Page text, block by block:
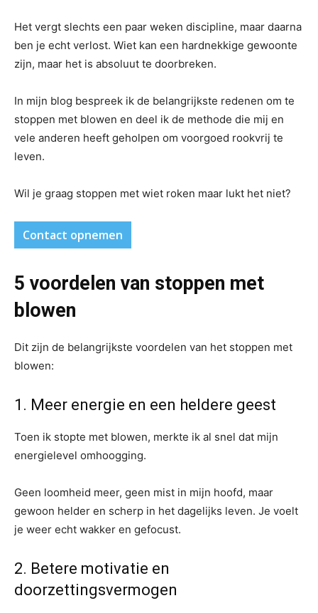
Het vergt slechts een paar weken discipline, maar daarna
ben je echt verlost. Wiet kan een hardnekkige gewoonte
zijn, maar het is absoluut te doorbreken.
In mijn blog bespreek ik de belangrijkste redenen om te
stoppen met blowen en deel ik de methode die mij en
vele anderen heeft geholpen om voorgoed rookvrij te
leven.
Wil je graag stoppen met wiet roken maar lukt het niet?
Contact opnemen
5 voordelen van stoppen met
blowen
Dit zijn de belangrijkste voordelen van het stoppen met
blowen:
1. Meer energie en een heldere geest
Toen ik stopte met blowen, merkte ik al snel dat mijn
energielevel omhoogging.
Geen loomheid meer, geen mist in mijn hoofd, maar
gewoon helder en scherp in het dagelijks leven. Je voelt
je weer echt wakker en gefocust.
2. Betere motivatie en
doorzettingsvermogen